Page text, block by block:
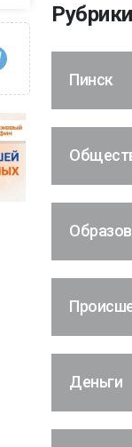
Рубрики
Пинск
Деньги